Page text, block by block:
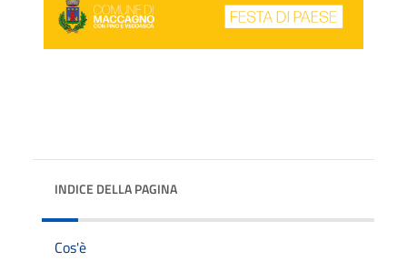
INDICE DELLA PAGINA
Cos'è